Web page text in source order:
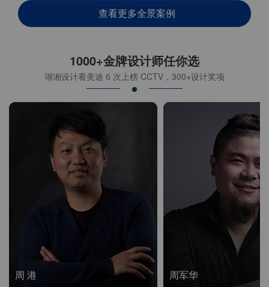
查看更多全景案例
1000+金牌设计师任你选
湖湘设计看美迪 6 次上榜 CCTV，300+设计奖项
周 港 周军华